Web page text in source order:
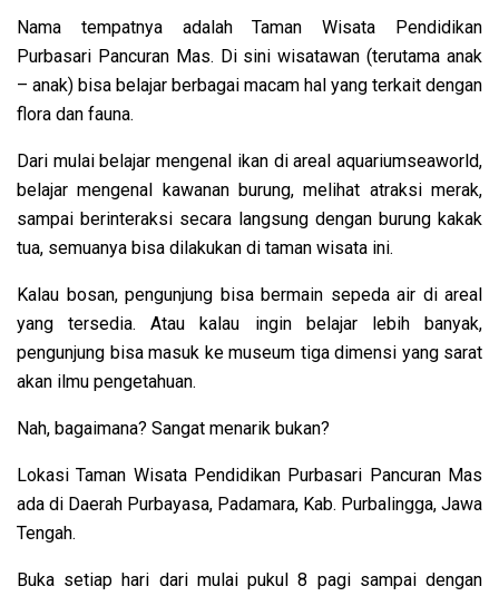
Nama tempatnya adalah Taman Wisata Pendidikan
Purbasari Pancuran Mas. Di sini wisatawan (terutama anak
– anak) bisa belajar berbagai macam hal yang terkait dengan
flora dan fauna.
Dari mulai belajar mengenal ikan di areal aquariumseaworld,
belajar mengenal kawanan burung, melihat atraksi merak,
sampai berinteraksi secara langsung dengan burung kakak
tua, semuanya bisa dilakukan di taman wisata ini.
Kalau bosan, pengunjung bisa bermain sepeda air di areal
yang tersedia. Atau kalau ingin belajar lebih banyak,
pengunjung bisa masuk ke museum tiga dimensi yang sarat
akan ilmu pengetahuan.
Nah, bagaimana? Sangat menarik bukan?
Lokasi Taman Wisata Pendidikan Purbasari Pancuran Mas
ada di Daerah Purbayasa, Padamara, Kab. Purbalingga, Jawa
Tengah.
Buka setiap hari dari mulai pukul 8 pagi sampai dengan